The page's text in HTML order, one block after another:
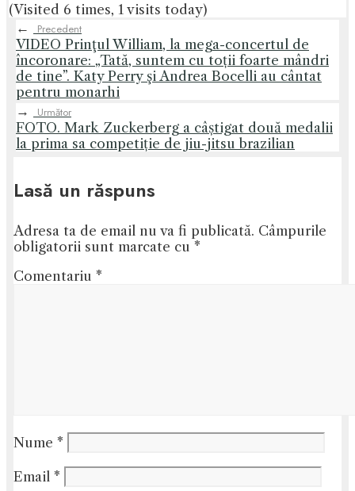
(Visited 6 times, 1 visits today)
←
Precedent
VIDEO ​Prinţul William, la mega-concertul de
încoronare: „Tată, suntem cu toții foarte mândri
de tine”. Katy Perry şi Andrea Bocelli au cântat
pentru monarhi
→
Următor
FOTO. Mark Zuckerberg a câștigat două medalii
la prima sa competiție de jiu-jitsu brazilian
Lasă un răspuns
Adresa ta de email nu va fi publicată. Câmpurile
obligatorii sunt marcate cu *
Comentariu *
Nume *
Email *